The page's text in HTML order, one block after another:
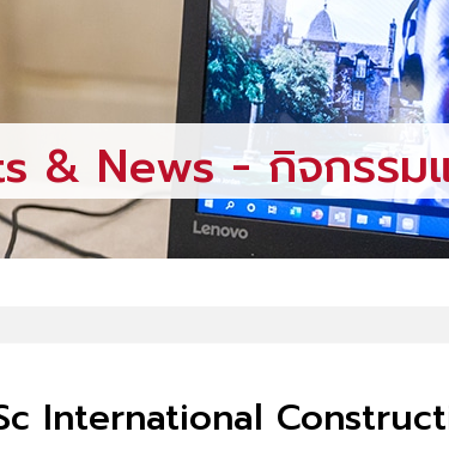
& News - กิจกรรม
International